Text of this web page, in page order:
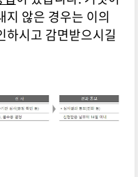
지 않은 경우는 이의
하시고 감면받으시길